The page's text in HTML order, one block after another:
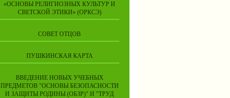
«ОСНОВЫ РЕЛИГИОЗНЫХ КУЛЬТУР И
СВЕТСКОЙ ЭТИКИ» (ОРКСЭ)
СОВЕТ ОТЦОВ
ПУШКИНСКАЯ КАРТА
ВВЕДЕНИЕ НОВЫХ УЧЕБНЫХ
ПРЕДМЕТОВ "ОСНОВЫ БЕЗОПАСНОСТИ
И ЗАЩИТЫ РОДИНЫ (ОБЗР)" И "ТРУД